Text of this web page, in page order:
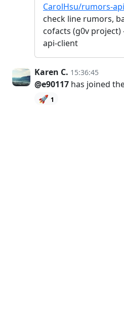
CarolHsu/rumors-
check line rumors,
cofacts (g0v
api-client
Karen C. 15:36:45
@e90117 has joined
🚀 1